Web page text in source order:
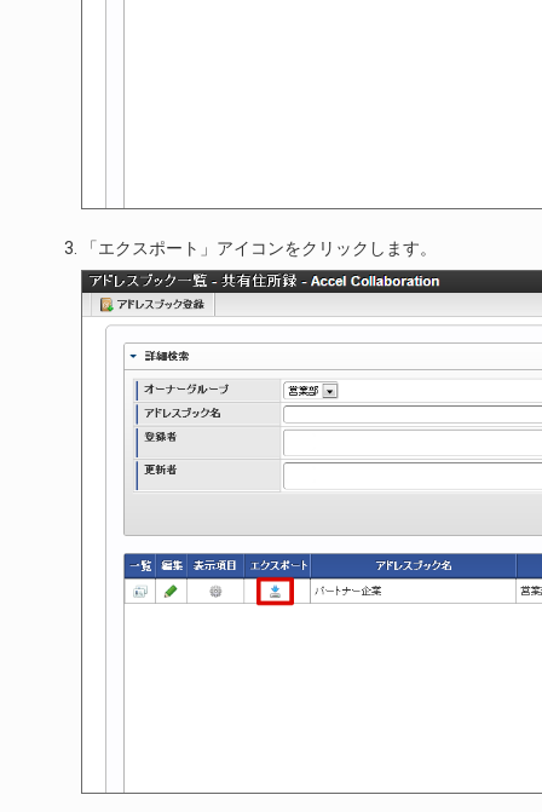
「エクスポート」アイコンをクリックします。